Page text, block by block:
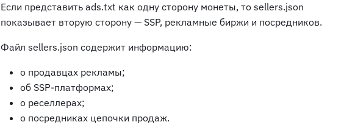
Если представить ads.txt как одну сторону монеты, то sellers.json
показывает вторую сторону — SSP, рекламные биржи и посредников.
Файл sellers.json содержит информацию:
о продавцах рекламы;
об SSP-платформах;
о реселлерах;
о посредниках цепочки продаж.